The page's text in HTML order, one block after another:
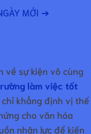
MỚI ➔
về sự kiện vô cùng
làm việc tốt
khẳng định vị thế
cho văn hóa
nhân lực để kiến